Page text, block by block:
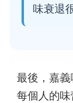
味衰退
最後，嘉義
每個人的